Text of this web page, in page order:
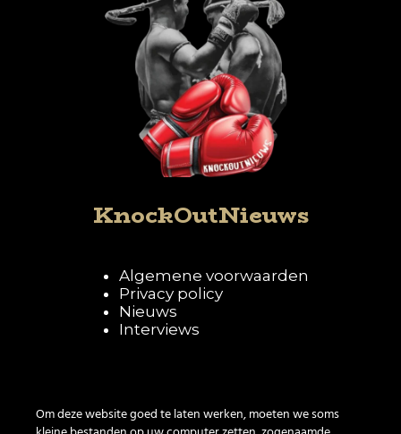
KnockOutNieuws
Algemene voorwaarden
Privacy policy
Nieuws
Interviews
Om deze website goed te laten werken, moeten we soms